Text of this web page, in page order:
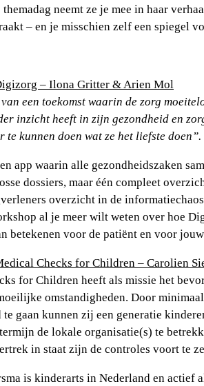
themadag neemt ze je mee in haar
– en je misschien zelf een spiegel
– Ilona Gritter & Arien Mol
een toekomst waarin de zorg
inzicht heeft in zijn gezondheid en
te kunnen doen wat ze het liefste doen”.
app waarin alle gezondheidszaken
dossiers, maar één compleet
overzicht in de
al je meer wilt weten over hoe
betekenen voor de patiënt en voor
Checks for Children – Carolien
for Children heeft als missie het
omstandigheden. Door
te gaan kunnen zij een generatie
de lokale organisatie(s) te
in staat zijn de controles voort te
is kinderarts in Nederland en actief